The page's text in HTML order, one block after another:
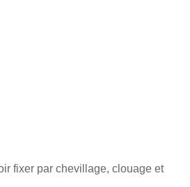
fixer par chevillage, clouage et